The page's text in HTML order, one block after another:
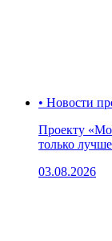
• Новости
Проекту
только
03.08.2026